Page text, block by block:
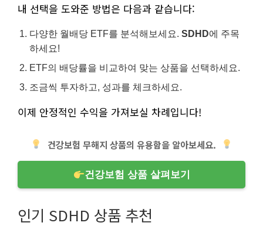
내 선택을 도와준 방법은 다음과 같습니다:
다양한 월배당 ETF를 분석해보세요. SDHD에 주목
하세요!
ETF의 배당률을 비교하여 맞는 상품을 선택하세요.
조금씩 투자하고, 성과를 체크하세요.
이제 안정적인 수익을 가져보실 차례입니다!
건강보험 무해지 상품의 유용함을 알아보세요.
건강보험 상품 살펴보기
인기 SDHD 상품 추천